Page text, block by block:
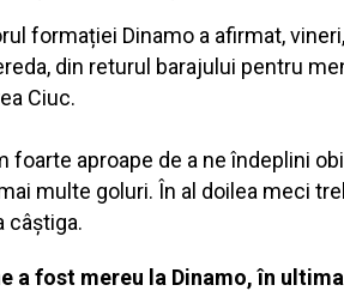
formației Dinamo a afirmat,
din returul barajului pentru
Ciuc.
foarte aproape de a ne îndeplini
multe goluri. În al doilea meci
câștiga.
a fost mereu la Dinamo, în